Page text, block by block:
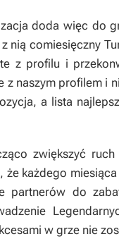
doda więc do
nią comiesięczny
z profilu i
z naszym profilem i
a lista
zwiększyć
że każdego
partnerów do
w grze nie